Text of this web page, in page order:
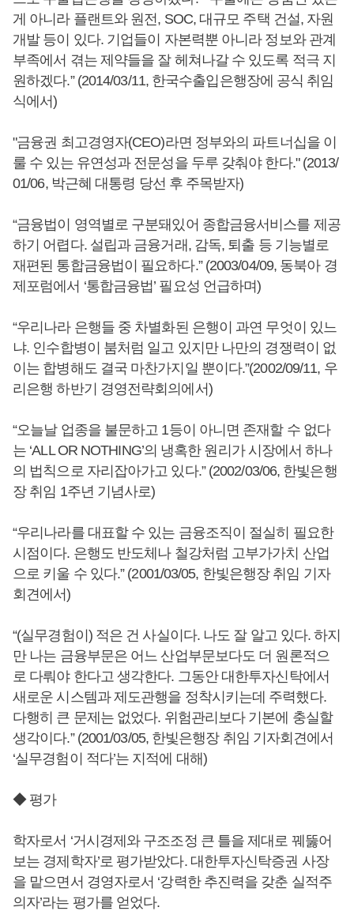
게 아니라 플랜트와 원전, SOC, 대규모 주택 건설, 자원
개발 등이 있다. 기업들이 자본력뿐 아니라 정보와 관계
부족에서 겪는 제약들을 잘 헤쳐나갈 수 있도록 적극 지
원하겠다.” (2014/03/11, 한국수출입은행장에 공식 취임
식에서)
"금융권 최고경영자(CEO)라면 정부와의 파트너십을 이
룰 수 있는 유연성과 전문성을 두루 갖춰야 한다." (2013/
01/06, 박근혜 대통령 당선 후 주목받자)
“금융법이 영역별로 구분돼있어 종합금융서비스를 제공
하기 어렵다. 설립과 금융거래, 감독, 퇴출 등 기능별로
재편된 통합금융법이 필요하다.” (2003/04/09, 동북아 경
제포럼에서 ‘통합금융법’ 필요성 언급하며)
“우리나라 은행들 중 차별화된 은행이 과연 무엇이 있느
냐. 인수합병이 붐처럼 일고 있지만 나만의 경쟁력이 없
이는 합병해도 결국 마찬가지일 뿐이다.”(2002/09/11, 우
리은행 하반기 경영전략회의에서)
“오늘날 업종을 불문하고 1등이 아니면 존재할 수 없다
는 ‘ALL OR NOTHING’의 냉혹한 원리가 시장에서 하나
의 법칙으로 자리잡아가고 있다.” (2002/03/06, 한빛은행
장 취임 1주년 기념사로)
“우리나라를 대표할 수 있는 금융조직이 절실히 필요한
시점이다. 은행도 반도체나 철강처럼 고부가가치 산업
으로 키울 수 있다.” (2001/03/05, 한빛은행장 취임 기자
회견에서)
“(실무경험이) 적은 건 사실이다. 나도 잘 알고 있다. 하지
만 나는 금융부문은 어느 산업부문보다도 더 원론적으
로 다뤄야 한다고 생각한다. 그동안 대한투자신탁에서
새로운 시스템과 제도관행을 정착시키는데 주력했다.
다행히 큰 문제는 없었다. 위험관리보다 기본에 충실할
생각이다.” (2001/03/05, 한빛은행장 취임 기자회견에서
‘실무경험이 적다’는 지적에 대해)
◆ 평가
학자로서 ‘거시경제와 구조조정 큰 틀을 제대로 꿰뚫어
보는 경제학자’로 평가받았다. 대한투자신탁증권 사장
을 맡으면서 경영자로서 ‘강력한 추진력을 갖춘 실적주
의자’라는 평가를 얻었다.